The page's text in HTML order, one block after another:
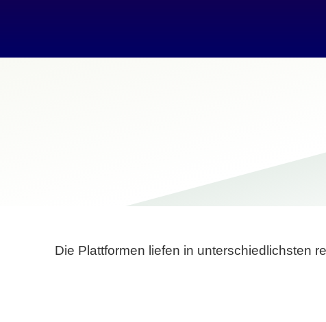
Die Plattformen liefen in unterschiedlichsten